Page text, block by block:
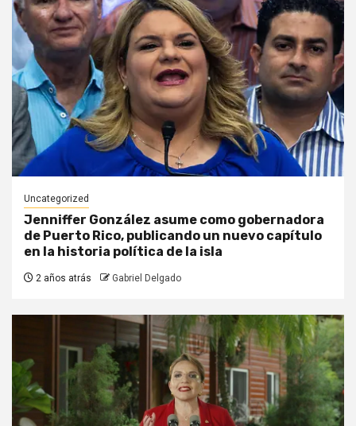
Uncategorized
Jenniffer González asume como gobernadora
de Puerto Rico, publicando un nuevo capítulo
en la historia política de la isla
2 años atrás Gabriel Delgado